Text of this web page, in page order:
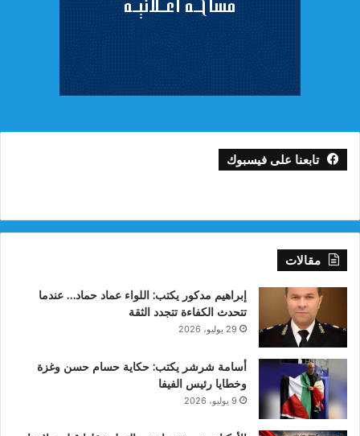
تابعنا على فيسبوك
مقالات
إبراهيم مدكور يكتب: اللواء عماد حماد… عندما
تتحدث الكفاءة تتجدد الثقة
29 يوليو، 2026
أسامة شرشر يكتب: حكاية حسام حسن وغزة
وخطايا رئيس الفيفا
9 يوليو، 2026